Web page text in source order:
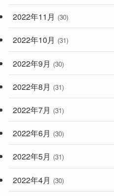
2022年11月 (30)
2022年10月 (31)
2022年9月 (30)
2022年8月 (31)
2022年7月 (31)
2022年6月 (30)
2022年5月 (31)
2022年4月 (30)